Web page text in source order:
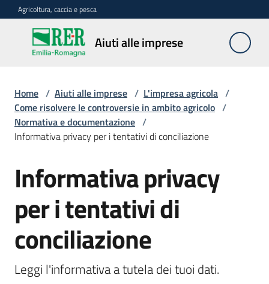
Vai al contenuto
Vai alla navigazione
Vai al footer
Agricoltura, caccia e pesca
Aiuti alle imprese
Aiuti
alle
Impresa
agricola
Meccanizzazione
lavoro
Avversità
atmosferiche
Home / Aiuti alle imprese / L'impresa agricola /
Come risolvere le controversie in ambito agricolo /
Normativa e documentazione /
Informativa privacy per i tentativi di conciliazione
Informativa privacy
per i tentativi di
conciliazione
Leggi l'informativa a tutela dei tuoi dati.